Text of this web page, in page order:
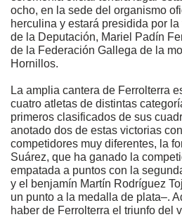
ocho, en la sede del organismo
herculina y estará presidida por
de la Deputación, Mariel Padín
de la Federación Gallega de la
Hornillos.
La amplia cantera de Ferrolterra
cuatro atletas de distintas
primeros clasificados de sus
anotado dos de estas victorias
competidores muy diferentes, la
Suárez, que ha ganado la
empatada a puntos con la
y el benjamín Martín Rodríguez
un punto a la medalla de plata–.
haber de Ferrolterra el triunfo del